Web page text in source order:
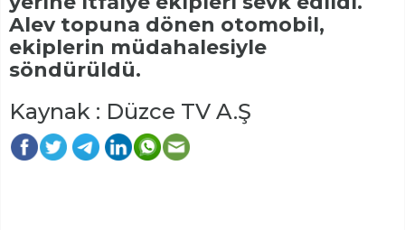
Alev topuna dönen otomobil,
ekiplerin müdahalesiyle
söndürüldü.
Kaynak : Düzce TV A.Ş